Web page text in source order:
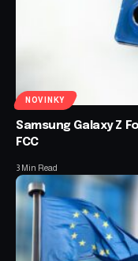
NOVINKY
Samsung Galaxy Z
FCC
3 Min Read